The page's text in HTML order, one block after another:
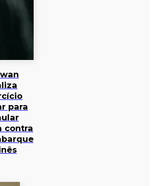
para
contra